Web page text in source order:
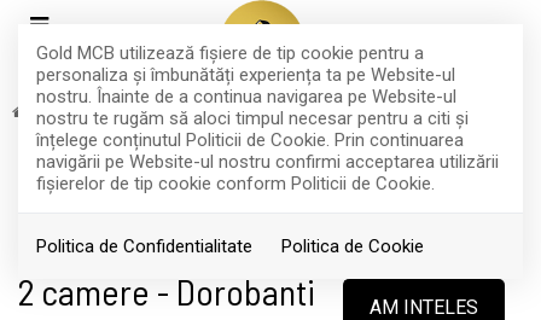
Gold MCB utilizează fişiere de tip cookie pentru a
personaliza și îmbunătăți experiența ta pe Website-ul
nostru. Înainte de a continua navigarea pe Website-ul
nostru te rugăm să aloci timpul necesar pentru a citi și
înțelege conținutul Politicii de Cookie. Prin continuarea
navigării pe Website-ul nostru confirmi acceptarea utilizării
fişierelor de tip cookie conform Politicii de Cookie.
Politica de Confidentialitate Politica de Cookie
AM INTELES
Vanzare Apartamente Bucuresti Dorobanti
Acest anunt nu mai este activ !
Apartament 4 camere + apartament
2 camere - Dorobanti
EXCLUSIVITATE RETRAS